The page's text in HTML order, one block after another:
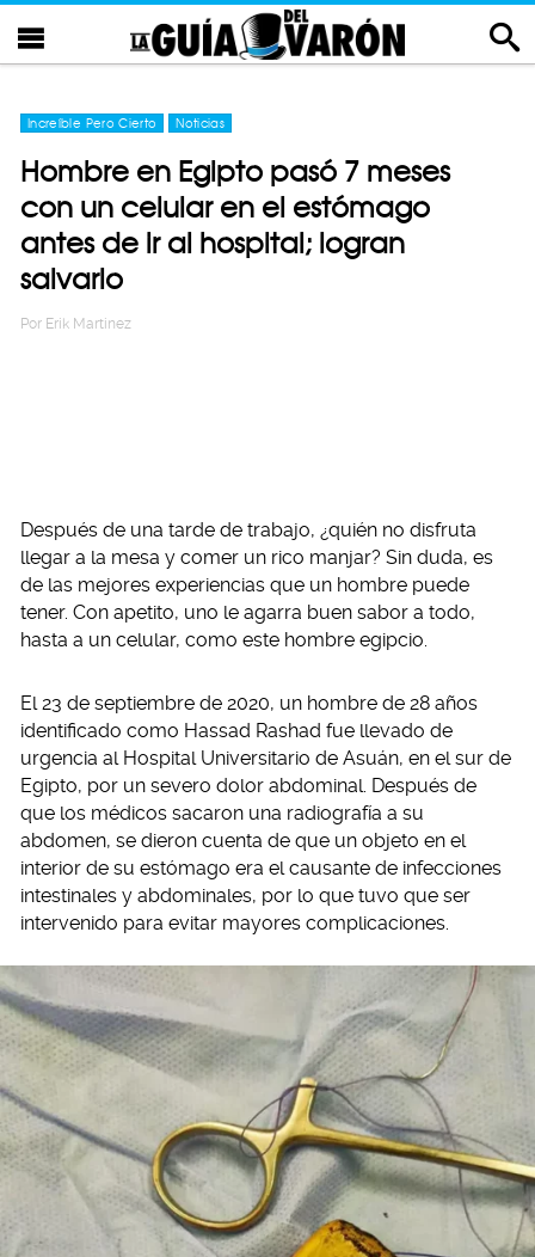
Increíble Pero Cierto Noticias
Hombre en Egipto pasó 7 meses
con un celular en el estómago
antes de ir al hospital; logran
salvarlo
Por Erik Martinez
Después de una tarde de trabajo, ¿quién no disfruta
llegar a la mesa y comer un rico manjar? Sin duda, es
de las mejores experiencias que un hombre puede
tener. Con apetito, uno le agarra buen sabor a todo,
hasta a un celular, como este hombre egipcio.
El 23 de septiembre de 2020, un hombre de 28 años
identificado como Hassad Rashad fue llevado de
urgencia al Hospital Universitario de Asuán, en el sur de
Egipto, por un severo dolor abdominal. Después de
que los médicos sacaron una radiografía a su
abdomen, se dieron cuenta de que un objeto en el
interior de su estómago era el causante de infecciones
intestinales y abdominales, por lo que tuvo que ser
intervenido para evitar mayores complicaciones.